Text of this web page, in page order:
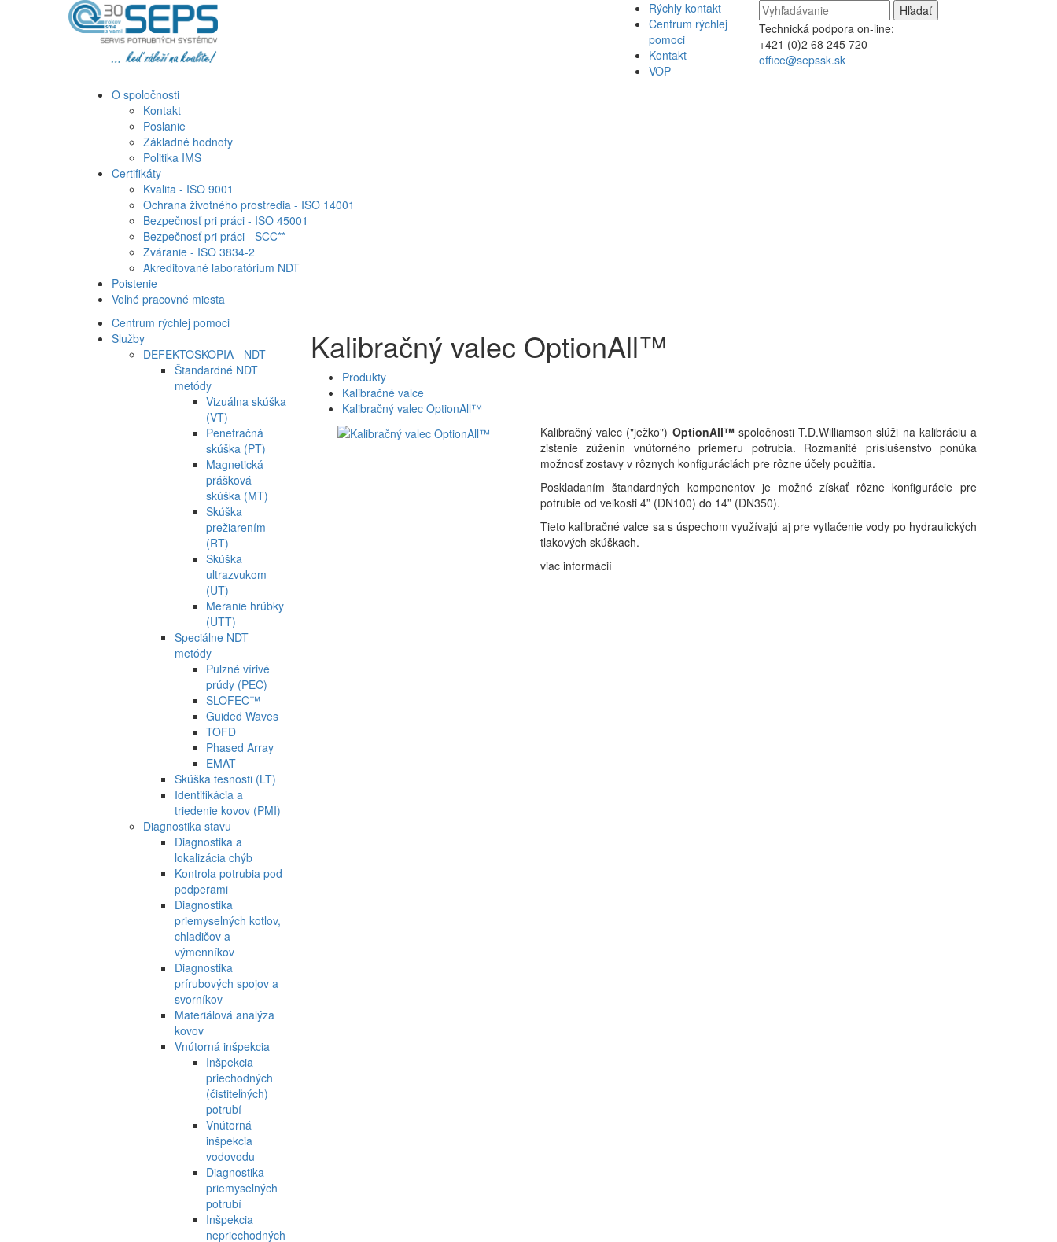
Rýchly kontakt
Centrum rýchlej
pomoci
Kontakt
VOP
Technická podpora on-line:
+421 (0)2 68 245 720
office@sepssk.sk
O spoločnosti
Kontakt
Poslanie
Základné hodnoty
Politika IMS
Certifikáty
Kvalita - ISO 9001
Ochrana životného prostredia - ISO 14001
Bezpečnosť pri práci - ISO 45001
Bezpečnosť pri práci - SCC**
Zváranie - ISO 3834-2
Akreditované laboratórium NDT
Poistenie
Voľné pracovné miesta
Centrum rýchlej pomoci
Služby
DEFEKTOSKOPIA - NDT
Štandardné NDT
metódy
Vizuálna skúška
(VT)
Penetračná
skúška (PT)
Magnetická
prášková
skúška (MT)
Skúška
prežiarením
(RT)
Skúška
ultrazvukom
(UT)
Meranie hrúbky
(UTT)
Špeciálne NDT
metódy
Pulzné vírivé
prúdy (PEC)
SLOFEC™
Guided Waves
TOFD
Phased Array
EMAT
Skúška tesnosti (LT)
Identifikácia a
triedenie kovov (PMI)
Diagnostika stavu
Diagnostika a
lokalizácia chýb
Kontrola potrubia pod
podperami
Diagnostika
priemyselných kotlov,
chladičov a
výmenníkov
Diagnostika
prírubových spojov a
svorníkov
Materiálová analýza
kovov
Vnútorná inšpekcia
Inšpekcia
priechodných
(čistiteľných)
potrubí
Vnútorná
inšpekcia
vodovodu
Diagnostika
priemyselných
potrubí
Inšpekcia
nepriechodných
Kalibračný valec OptionAll™
Produkty
Kalibračné valce
Kalibračný valec OptionAll™
Kalibračný valec ("ježko") OptionAll™spoločnosti T.D.Williamson slúži na kalibráciu a
zistenie zúženín vnútorného priemeru potrubia. Rozmanité príslušenstvo ponúka
možnosť zostavy v rôznych konfiguráciách pre rôzne účely použitia.
Poskladaním štandardných komponentov je možné získať rôzne konfigurácie pre
potrubie od veľkosti 4” (DN100) do 14” (DN350).
Tieto kalibračné valce sa s úspechom využívajú aj pre vytlačenie vody po hydraulických
tlakových skúškach.
viac informácií